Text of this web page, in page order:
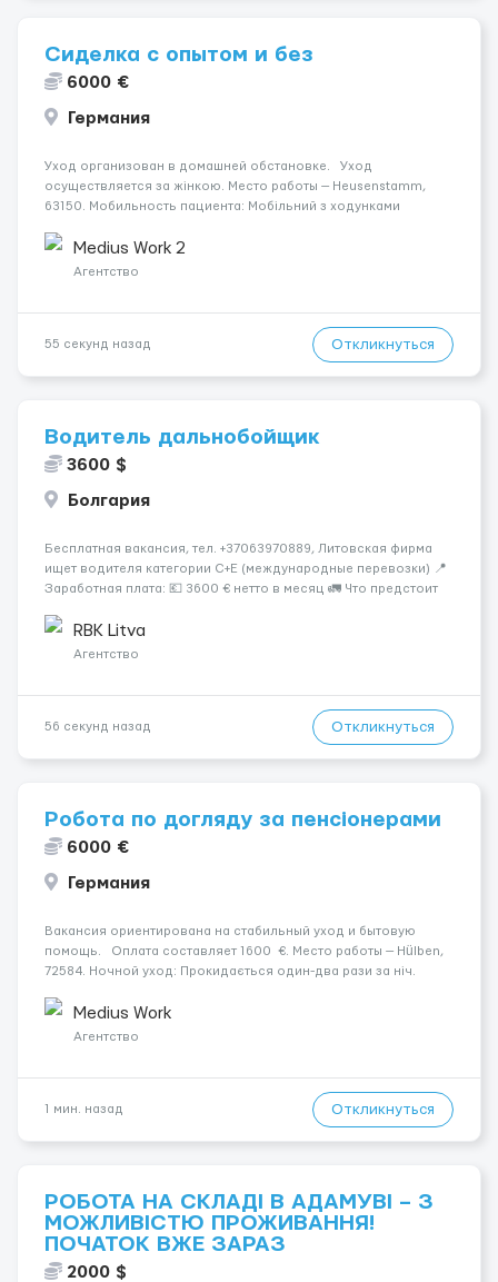
Сиделка с опытом и без
6000 €
Германия
Уход организован в домашней обстановке. Уход
осуществляется за жінкою. Место работы — Heusenstamm,
63150. Мобильность пациента: Мобільний з ходунками
прокидаючись. Условия и требования: Пол кандидата:
жіноча. Язык о...
Medius Work 2
Агентство
55 секунд назад Откликнуться
Водитель дальнобойщик
3600 $
Болгария
Бесплатная вакансия, тел. +37063970889, Литовская фирма
ищет водителя категории C+E (международные перевозки) 📍
Заработная плата: 💶 3600 € нетто в месяц 🚛 Что предстоит
рефрижераторах. В среднем 400–500 км в день. Погрузки и
разгрузки...
RBK Litva
Агентство
56 секунд назад Откликнуться
Робота по догляду за пенсіонерами
6000 €
Германия
Вакансия ориентирована на стабильный уход и бытовую
помощь. Оплата составляет 1600 €. Место работы — Hülben,
72584. Ночной уход: Прокидається один-два рази за ніч.
Уход осуществляется за чоловіком. Мобильность п...
Medius Work
Агентство
1 мин. назад Откликнуться
РОБОТА НА СКЛАДІ В АДАМУВІ – З
МОЖЛИВІСТЮ ПРОЖИВАННЯ!
ПОЧАТОК ВЖЕ ЗАРАЗ
2000 $